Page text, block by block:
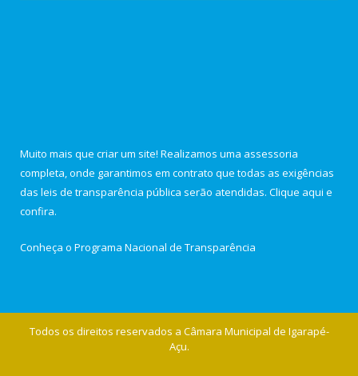
Muito mais que criar um site! Realizamos uma assessoria
completa, onde garantimos em contrato que todas as exigências
das leis de transparência pública serão atendidas. Clique aqui e
confira.
Conheça o Programa Nacional de Transparência
Todos os direitos reservados a Câmara Municipal de Igarapé-
Açu.